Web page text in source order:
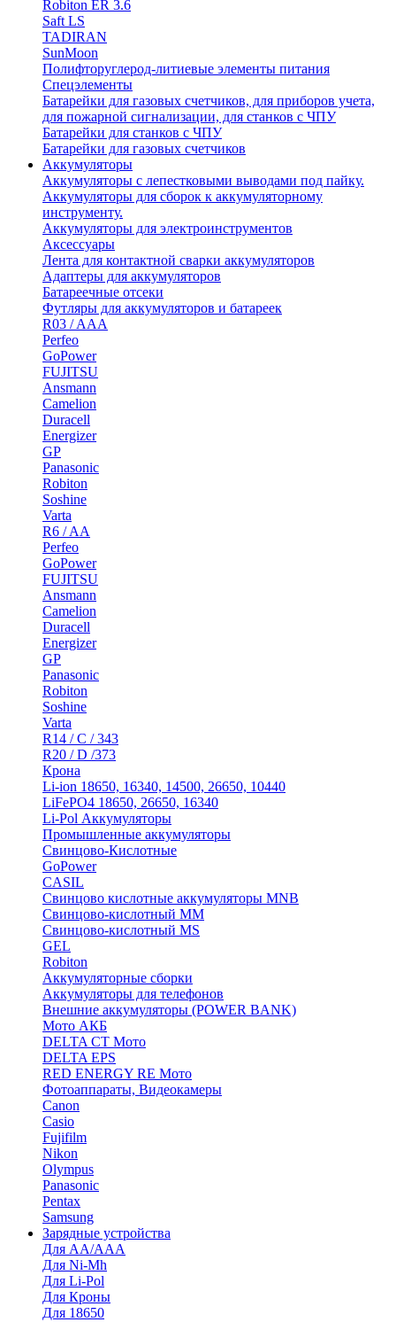
Robiton ER 3.6
Saft LS
TADIRAN
SunMoon
Полифторуглерод-литиевые элементы питания
Спецэлементы
Батарейки для газовых счетчиков, для приборов учета,
для пожарной сигнализации, для станков с ЧПУ
Батарейки для станков с ЧПУ
Батарейки для газовых счетчиков
Аккумуляторы
Аккумуляторы с лепестковыми выводами под пайку.
Аккумуляторы для сборок к аккумуляторному
инструменту.
Аккумуляторы для электроинструментов
Аксессуары
Лента для контактной сварки аккумуляторов
Адаптеры для аккумуляторов
Батареечные отсеки
Футляры для аккумуляторов и батареек
R03 / AAA
Perfeo
GoPower
FUJITSU
Ansmann
Camelion
Duracell
Energizer
GP
Panasonic
Robiton
Soshine
Varta
R6 / AA
Perfeo
GoPower
FUJITSU
Ansmann
Camelion
Duracell
Energizer
GP
Panasonic
Robiton
Soshine
Varta
R14 / C / 343
R20 / D /373
Крона
Li-ion 18650, 16340, 14500, 26650, 10440
LiFePO4 18650, 26650, 16340
Li-Pol Аккумуляторы
Промышленные аккумуляторы
Свинцово-Кислотные
GoPower
CASIL
Свинцово кислотные аккумуляторы MNB
Cвинцово-кислотный MM
Cвинцово-кислотный MS
GEL
Robiton
Аккумуляторные сборки
Аккумуляторы для телефонов
Внешние аккумуляторы (POWER BANK)
Мото АКБ
DELTA CT Мото
DELTA EPS
RED ENERGY RE Мото
Фотоаппараты, Видеокамеры
Canon
Casio
Fujifilm
Nikon
Olympus
Panasonic
Pentax
Samsung
Зарядные устройства
Для AA/AAA
Для Ni-Mh
Для Li-Pol
Для Кроны
Для 18650